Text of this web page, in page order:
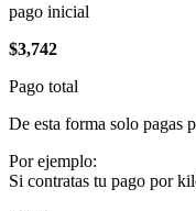
pago inicial
$3,742
Pago total
De esta forma solo pagas
Por ejemplo:
Si contratas tu pago por